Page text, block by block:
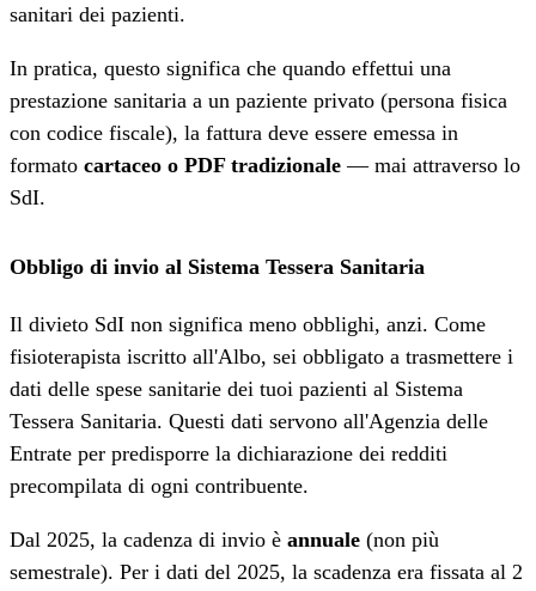
sanitari dei pazienti.
In pratica, questo significa che quando effettui una
prestazione sanitaria a un paziente privato (persona fisica
con codice fiscale), la fattura deve essere emessa in
formato cartaceo o PDF tradizionale — mai attraverso lo
SdI.
Obbligo di invio al Sistema Tessera Sanitaria
Il divieto SdI non significa meno obblighi, anzi. Come
fisioterapista iscritto all'Albo, sei obbligato a trasmettere i
dati delle spese sanitarie dei tuoi pazienti al Sistema
Tessera Sanitaria. Questi dati servono all'Agenzia delle
Entrate per predisporre la dichiarazione dei redditi
precompilata di ogni contribuente.
Dal 2025, la cadenza di invio è annuale (non più
semestrale). Per i dati del 2025, la scadenza era fissata al 2